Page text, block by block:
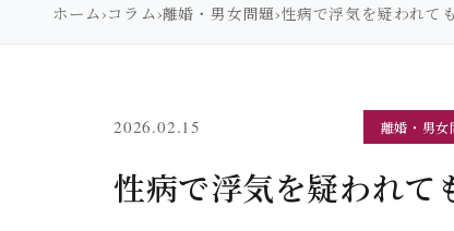
ホーム›コラム›離婚・男女問題›性病で浮気を疑われて
2026.02.15 離婚・男女
性病で浮気を疑われて